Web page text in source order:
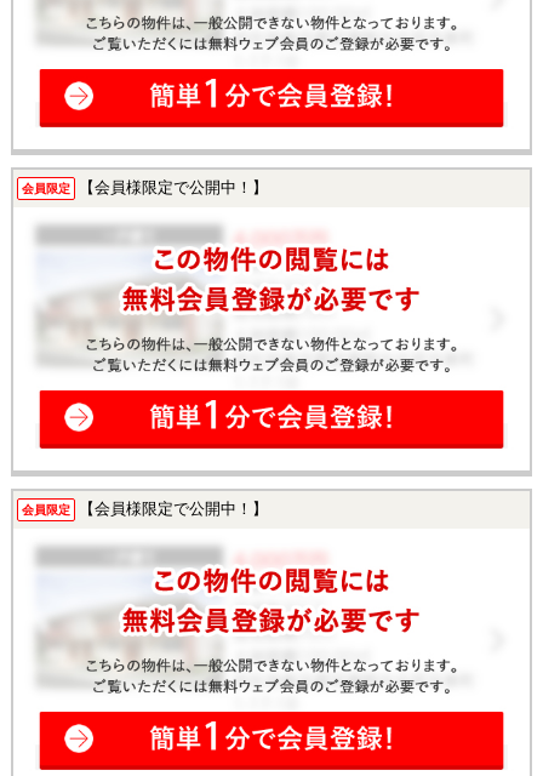
会員限定 【会員様限定で公開中！】
会員限定 【会員様限定で公開中！】